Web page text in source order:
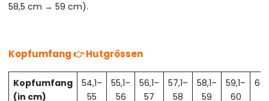
58,5 cm → 59 cm).
Kopfumfang 👉 Hutgrössen
Kopfumfang
(in cm)
54,1–
55
55,1–
56
56,1–
57
57,1–
58
58,1–
59
59,1–
60